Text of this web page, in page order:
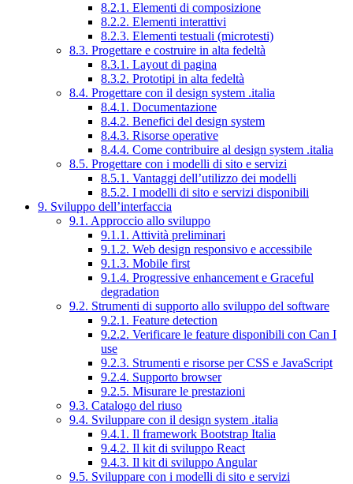
8.2.1. Elementi di composizione
8.2.2. Elementi interattivi
8.2.3. Elementi testuali (microtesti)
8.3. Progettare e costruire in alta fedeltà
8.3.1. Layout di pagina
8.3.2. Prototipi in alta fedeltà
8.4. Progettare con il design system .italia
8.4.1. Documentazione
8.4.2. Benefici del design system
8.4.3. Risorse operative
8.4.4. Come contribuire al design system .italia
8.5. Progettare con i modelli di sito e servizi
8.5.1. Vantaggi dell’utilizzo dei modelli
8.5.2. I modelli di sito e servizi disponibili
9. Sviluppo dell’interfaccia
9.1. Approccio allo sviluppo
9.1.1. Attività preliminari
9.1.2. Web design responsivo e accessibile
9.1.3. Mobile first
9.1.4. Progressive enhancement e Graceful
degradation
9.2. Strumenti di supporto allo sviluppo del software
9.2.1. Feature detection
9.2.2. Verificare le feature disponibili con Can I
use
9.2.3. Strumenti e risorse per CSS e JavaScript
9.2.4. Supporto browser
9.2.5. Misurare le prestazioni
9.3. Catalogo del riuso
9.4. Sviluppare con il design system .italia
9.4.1. Il framework Bootstrap Italia
9.4.2. Il kit di sviluppo React
9.4.3. Il kit di sviluppo Angular
9.5. Sviluppare con i modelli di sito e servizi